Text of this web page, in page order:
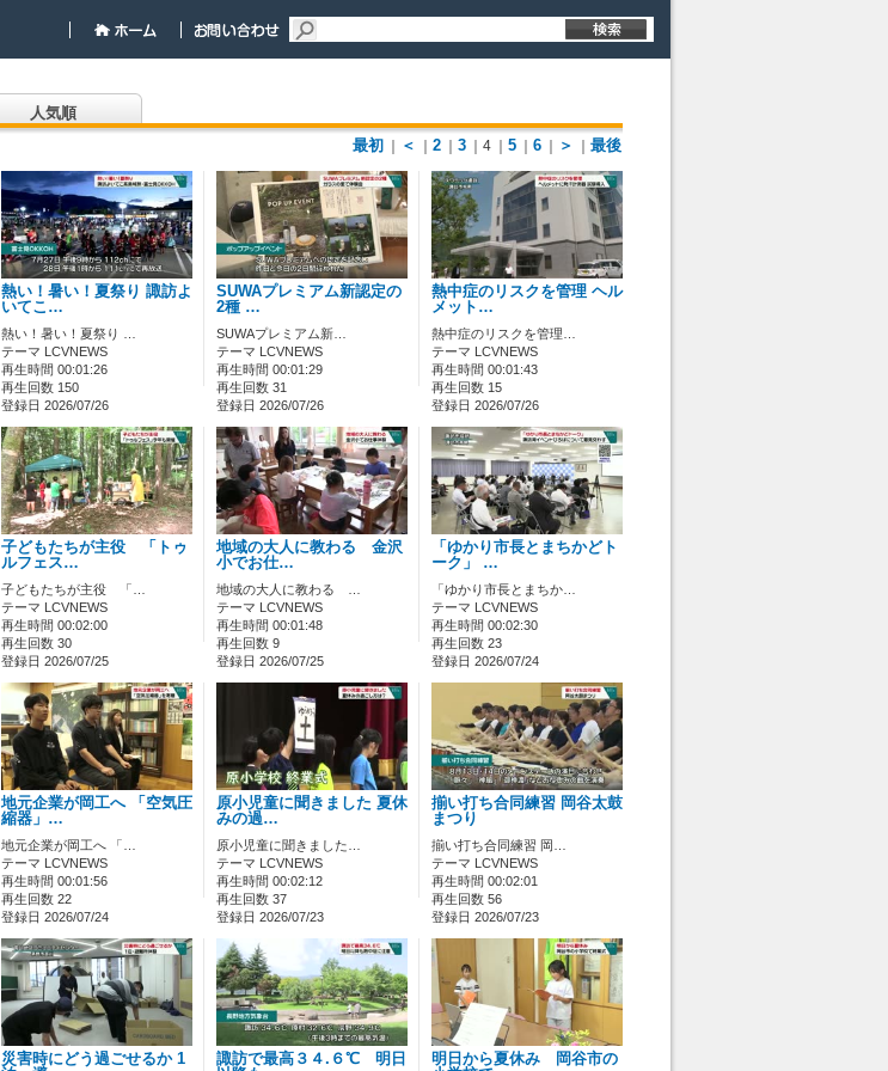
人気順
最初
＜ 2 3 ｜4 5 6 ＞ 最後
熱い！暑い！夏祭り 諏訪よ
いてこ…
熱い！暑い！夏祭り …
テーマ LCVNEWS
再生時間 00:01:26
再生回数 150
登録日 2026/07/26
SUWAプレミアム新認定の
2種 …
SUWAプレミアム新…
テーマ LCVNEWS
再生時間 00:01:29
再生回数 31
登録日 2026/07/26
熱中症のリスクを管理 ヘル
メット…
熱中症のリスクを管理…
テーマ LCVNEWS
再生時間 00:01:43
再生回数 15
登録日 2026/07/26
子どもたちが主役 「トゥ
ルフェス…
子どもたちが主役 「…
テーマ LCVNEWS
再生時間 00:02:00
再生回数 30
登録日 2026/07/25
地域の大人に教わる 金沢
小でお仕…
地域の大人に教わる …
テーマ LCVNEWS
再生時間 00:01:48
再生回数 9
登録日 2026/07/25
「ゆかり市長とまちかどト
ーク」 …
「ゆかり市長とまちか…
テーマ LCVNEWS
再生時間 00:02:30
再生回数 23
登録日 2026/07/24
地元企業が岡工へ 「空気圧
縮器」…
地元企業が岡工へ 「…
テーマ LCVNEWS
再生時間 00:01:56
再生回数 22
登録日 2026/07/24
原小児童に聞きました 夏休
みの過…
原小児童に聞きました…
テーマ LCVNEWS
再生時間 00:02:12
再生回数 37
登録日 2026/07/23
揃い打ち合同練習 岡谷太鼓
まつり
揃い打ち合同練習 岡…
テーマ LCVNEWS
再生時間 00:02:01
再生回数 56
登録日 2026/07/23
災害時にどう過ごせるか 1
諏訪で最高３４.６℃ 明日
明日から夏休み 岡谷市の